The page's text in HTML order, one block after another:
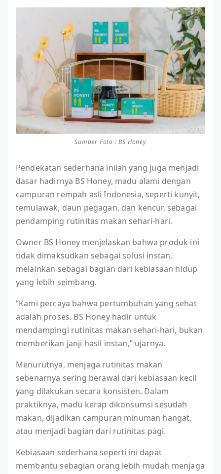
Sumber Foto : BS Honey
Pendekatan sederhana inilah yang juga menjadi
dasar hadirnya BS Honey, madu alami dengan
campuran rempah asli Indonesia, seperti kunyit,
temulawak, daun pegagan, dan kencur, sebagai
pendamping rutinitas makan sehari-hari.
Owner BS Honey menjelaskan bahwa produk ini
tidak dimaksudkan sebagai solusi instan,
melainkan sebagai bagian dari kebiasaan hidup
yang lebih seimbang.
“Kami percaya bahwa pertumbuhan yang sehat
adalah proses. BS Honey hadir untuk
mendampingi rutinitas makan sehari-hari, bukan
memberikan janji hasil instan,” ujarnya.
Menurutnya, menjaga rutinitas makan
sebenarnya sering berawal dari kebiasaan kecil
yang dilakukan secara konsisten. Dalam
praktiknya, madu kerap dikonsumsi sesudah
makan, dijadikan campuran minuman hangat,
atau menjadi bagian dari rutinitas pagi.
Kebiasaan sederhana seperti ini dapat
membantu sebagian orang lebih mudah menjaga